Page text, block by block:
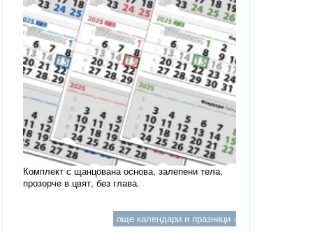
Комплект с щанцована основа, залепени тела,
прозорче в цвят, без глава.
още календари и празници »